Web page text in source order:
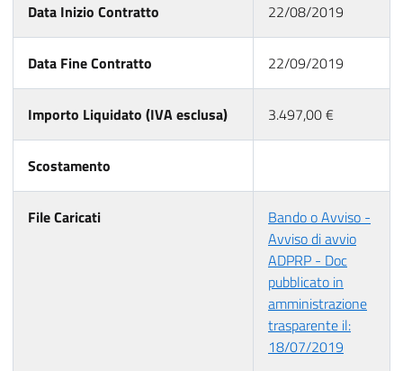
Data Inizio Contratto 22/08/2019
Data Fine Contratto 22/09/2019
Importo Liquidato (IVA esclusa) 3.497,00 €
Scostamento
File Caricati
Bando o Avviso -
Avviso di avvio
ADPRP - Doc
pubblicato in
amministrazione
trasparente il:
18/07/2019